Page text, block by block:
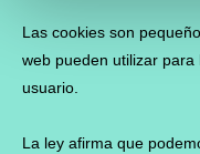
k
Las cookies son
web pueden utilizar
usuario.
La ley afirma que